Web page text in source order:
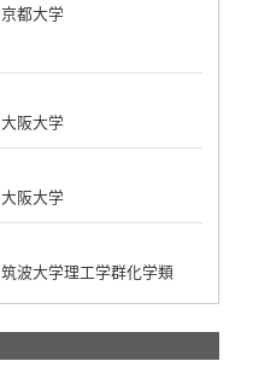
京都大学
大阪大学
大阪大学
筑波大学理工学群化学類